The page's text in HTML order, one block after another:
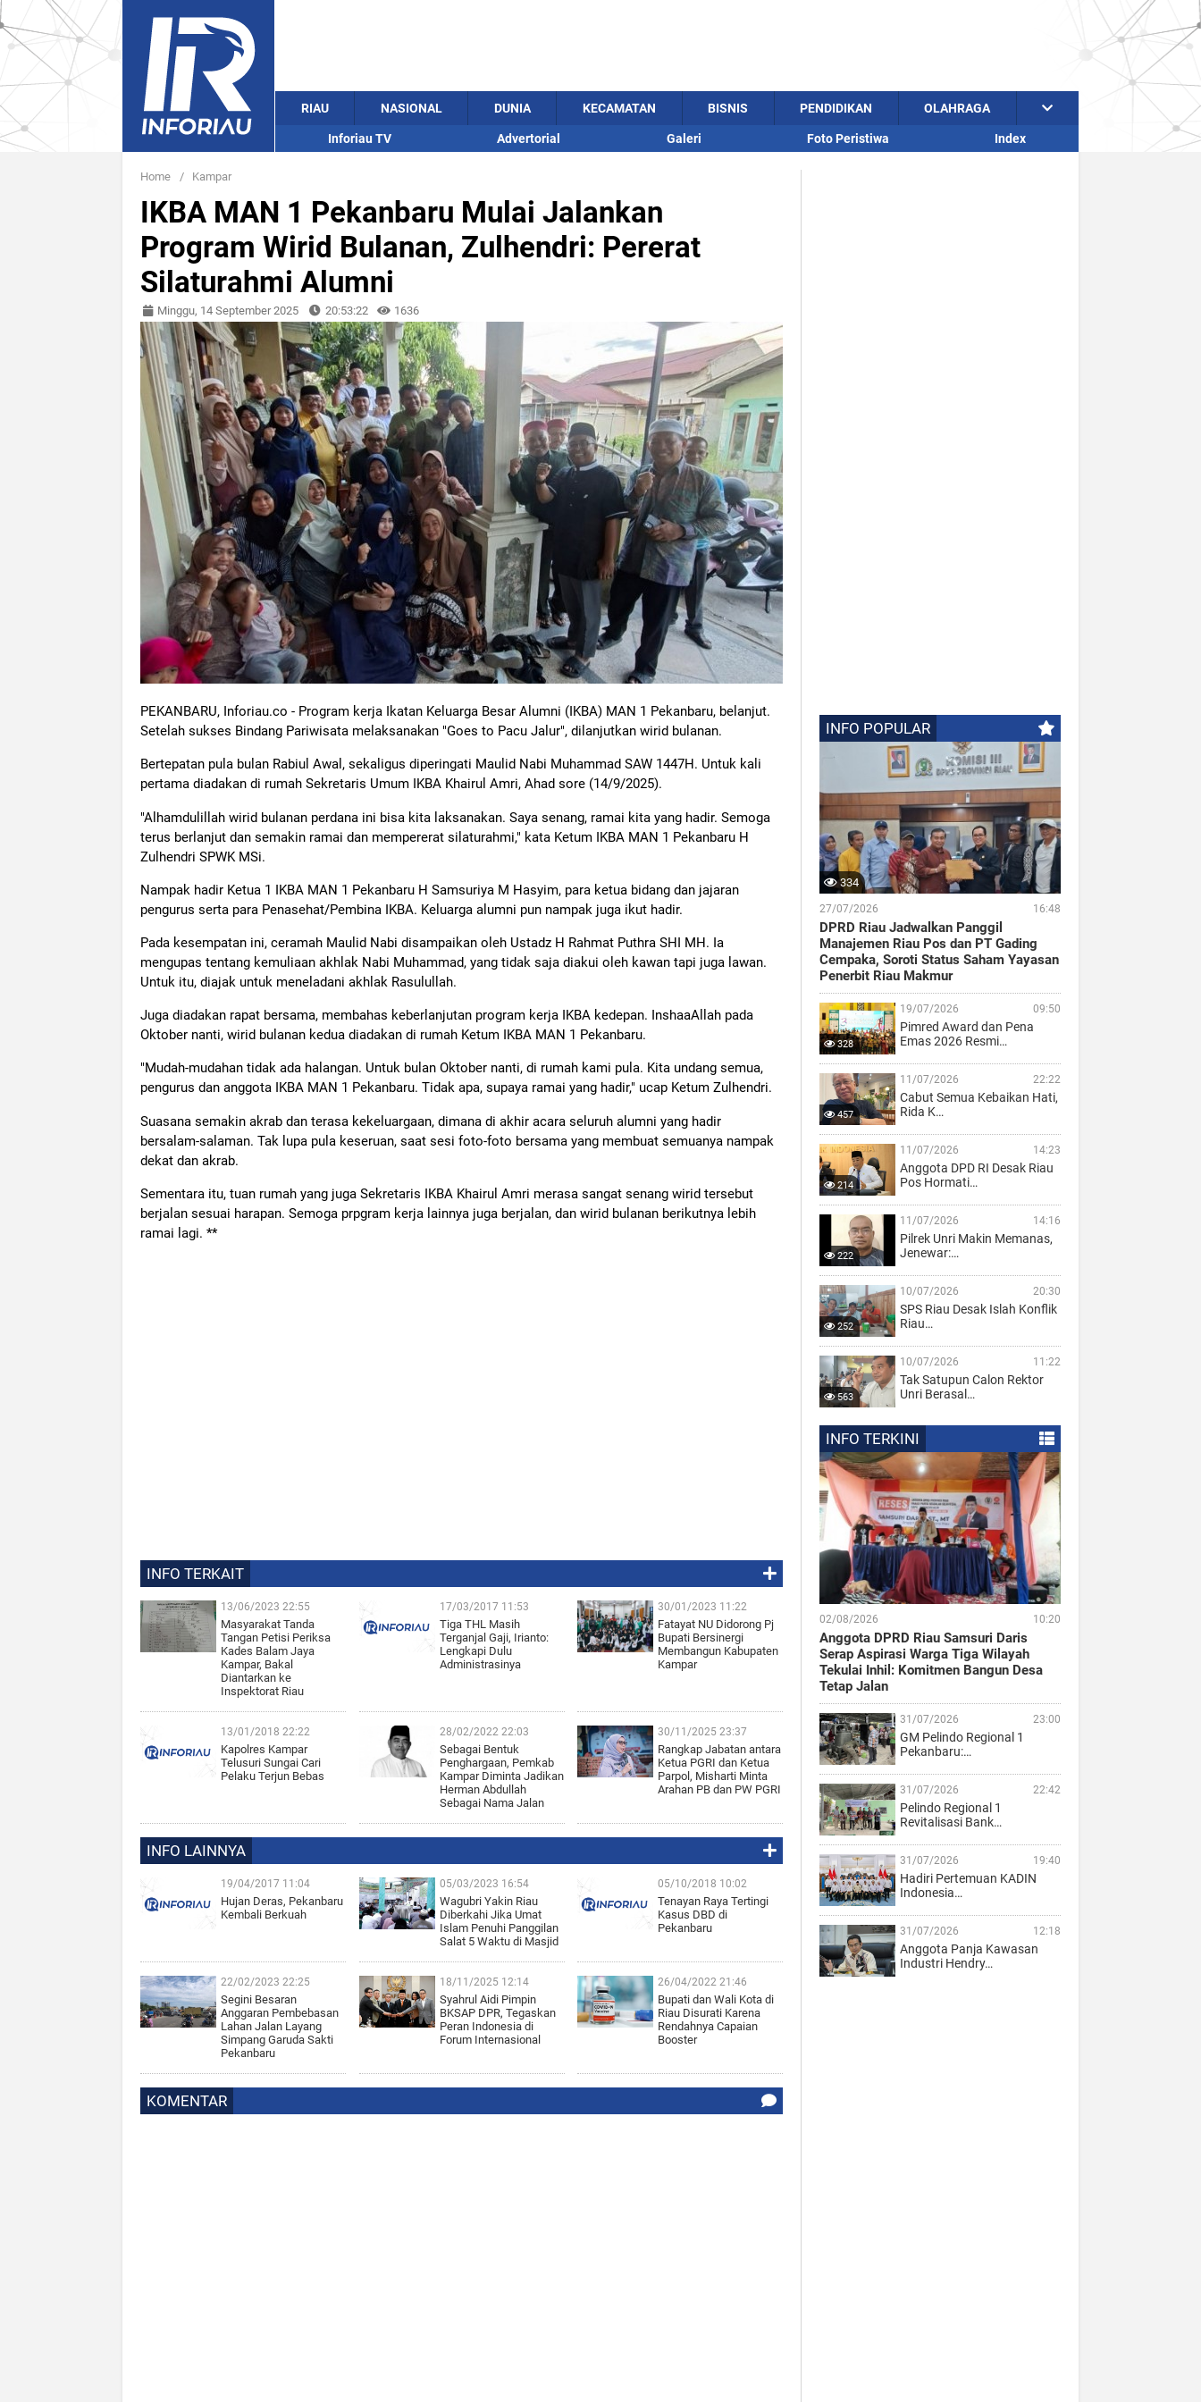
RIAU NASIONAL DUNIA KECAMATAN BISNIS PENDIDIKAN OLAHRAGA
Inforiau TV Advertorial Galeri Foto Peristiwa Index
Home / Kampar
IKBA MAN 1 Pekanbaru Mulai Jalankan
Program Wirid Bulanan, Zulhendri: Pererat
Silaturahmi Alumni
Minggu, 14 September 2025 20:53:22 1636
PEKANBARU, Inforiau.co - Program kerja Ikatan Keluarga Besar Alumni (IKBA) MAN 1 Pekanbaru, belanjut.
Setelah sukses Bindang Pariwisata melaksanakan "Goes to Pacu Jalur", dilanjutkan wirid bulanan.
Bertepatan pula bulan Rabiul Awal, sekaligus diperingati Maulid Nabi Muhammad SAW 1447H. Untuk kali
pertama diadakan di rumah Sekretaris Umum IKBA Khairul Amri, Ahad sore (14/9/2025).
"Alhamdulillah wirid bulanan perdana ini bisa kita laksanakan. Saya senang, ramai kita yang hadir. Semoga
terus berlanjut dan semakin ramai dan mempererat silaturahmi," kata Ketum IKBA MAN 1 Pekanbaru H
Zulhendri SPWK MSi.
Nampak hadir Ketua 1 IKBA MAN 1 Pekanbaru H Samsuriya M Hasyim, para ketua bidang dan jajaran
pengurus serta para Penasehat/Pembina IKBA. Keluarga alumni pun nampak juga ikut hadir.
Pada kesempatan ini, ceramah Maulid Nabi disampaikan oleh Ustadz H Rahmat Puthra SHI MH. Ia
mengupas tentang kemuliaan akhlak Nabi Muhammad, yang tidak saja diakui oleh kawan tapi juga lawan.
Untuk itu, diajak untuk meneladani akhlak Rasulullah.
Juga diadakan rapat bersama, membahas keberlanjutan program kerja IKBA kedepan. InshaaAllah pada
Oktober nanti, wirid bulanan kedua diadakan di rumah Ketum IKBA MAN 1 Pekanbaru.
"Mudah-mudahan tidak ada halangan. Untuk bulan Oktober nanti, di rumah kami pula. Kita undang semua,
pengurus dan anggota IKBA MAN 1 Pekanbaru. Tidak apa, supaya ramai yang hadir," ucap Ketum Zulhendri.
Suasana semakin akrab dan terasa kekeluargaan, dimana di akhir acara seluruh alumni yang hadir
bersalam-salaman. Tak lupa pula keseruan, saat sesi foto-foto bersama yang membuat semuanya nampak
dekat dan akrab.
Sementara itu, tuan rumah yang juga Sekretaris IKBA Khairul Amri merasa sangat senang wirid tersebut
berjalan sesuai harapan. Semoga prpgram kerja lainnya juga berjalan, dan wirid bulanan berikutnya lebih
ramai lagi. **
INFO TERKAIT
13/06/2023 22:55
Masyarakat Tanda
Tangan Petisi Periksa
Kades Balam Jaya
Kampar, Bakal
Diantarkan ke
Inspektorat Riau
17/03/2017 11:53
Tiga THL Masih
Terganjal Gaji, Irianto:
Lengkapi Dulu
Administrasinya
30/01/2023 11:22
Fatayat NU Didorong Pj
Bupati Bersinergi
Membangun Kabupaten
Kampar
13/01/2018 22:22
Kapolres Kampar
Telusuri Sungai Cari
Pelaku Terjun Bebas
28/02/2022 22:03
Sebagai Bentuk
Penghargaan, Pemkab
Kampar Diminta Jadikan
Herman Abdullah
Sebagai Nama Jalan
30/11/2025 23:37
Rangkap Jabatan antara
Ketua PGRI dan Ketua
Parpol, Misharti Minta
Arahan PB dan PW PGRI
INFO LAINNYA
19/04/2017 11:04
Hujan Deras, Pekanbaru
Kembali Berkuah
05/03/2023 16:54
Wagubri Yakin Riau
Diberkahi Jika Umat
Islam Penuhi Panggilan
Salat 5 Waktu di Masjid
05/10/2018 10:02
Tenayan Raya Tertingi
Kasus DBD di
Pekanbaru
22/02/2023 22:25
Segini Besaran
Anggaran Pembebasan
Lahan Jalan Layang
Simpang Garuda Sakti
Pekanbaru
18/11/2025 12:14
Syahrul Aidi Pimpin
BKSAP DPR, Tegaskan
Peran Indonesia di
Forum Internasional
26/04/2022 21:46
Bupati dan Wali Kota di
Riau Disurati Karena
Rendahnya Capaian
Booster
KOMENTAR
INFO POPULAR
334
27/07/2026 16:48
DPRD Riau Jadwalkan Panggil
Manajemen Riau Pos dan PT Gading
Cempaka, Soroti Status Saham Yayasan
Penerbit Riau Makmur
328
19/07/2026 09:50
Pimred Award dan Pena
Emas 2026 Resmi…
457
11/07/2026 22:22
Cabut Semua Kebaikan Hati,
Rida K…
214
11/07/2026 14:23
Anggota DPD RI Desak Riau
Pos Hormati…
222
11/07/2026 14:16
Pilrek Unri Makin Memanas,
Jenewar:…
252
10/07/2026 20:30
SPS Riau Desak Islah Konflik
Riau…
563
10/07/2026 11:22
Tak Satupun Calon Rektor
Unri Berasal…
INFO TERKINI
02/08/2026 10:20
Anggota DPRD Riau Samsuri Daris
Serap Aspirasi Warga Tiga Wilayah
Tekulai Inhil: Komitmen Bangun Desa
Tetap Jalan
31/07/2026 23:00
GM Pelindo Regional 1
Pekanbaru:…
31/07/2026 22:42
Pelindo Regional 1
Revitalisasi Bank…
31/07/2026 19:40
Hadiri Pertemuan KADIN
Indonesia…
31/07/2026 12:18
Anggota Panja Kawasan
Industri Hendry…